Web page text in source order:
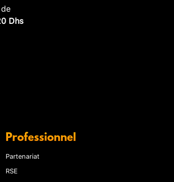
Dhs
Professionnel
Partenariat
RSE